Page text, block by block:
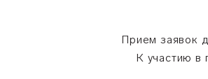
Прием заявок
К участию в